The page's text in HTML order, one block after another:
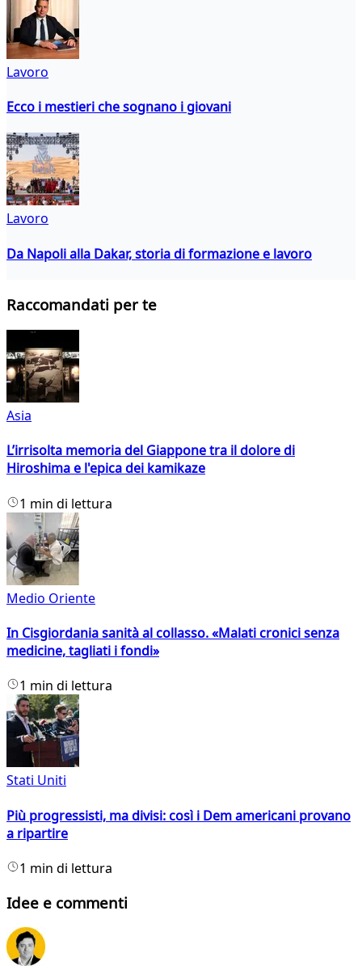
Lavoro
Ecco i mestieri che sognano i giovani
Lavoro
Da Napoli alla Dakar, storia di formazione e lavoro
Raccomandati per te
Asia
L’irrisolta memoria del Giappone tra il dolore di
Hiroshima e l'epica dei kamikaze
1 min di lettura
Medio Oriente
In Cisgiordania sanità al collasso. «Malati cronici senza
medicine, tagliati i fondi»
1 min di lettura
Stati Uniti
Più progressisti, ma divisi: così i Dem americani provano
a ripartire
1 min di lettura
Idee e commenti